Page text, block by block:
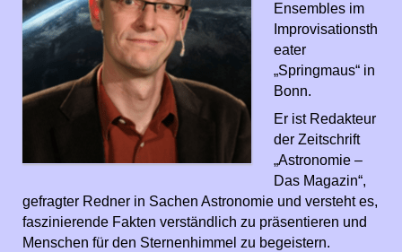
Ensembles im
Improvisationsth
eater
„Springmaus“ in
Bonn.
Er ist Redakteur
der Zeitschrift
„Astronomie –
Das Magazin“,
gefragter Redner in Sachen Astronomie und versteht es,
faszinierende Fakten verständlich zu präsentieren und
Menschen für den Sternenhimmel zu begeistern.